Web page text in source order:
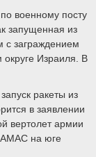
военному посту
запущенная из
с заграждением
Израиля. В
ракеты из
в заявлении
вертолет армии
на юге